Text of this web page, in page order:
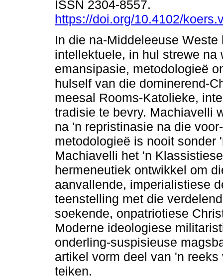
ISSN 2304-8557.
https://doi.org/10.4102/
In die na-Middeleeuse Weste
intellektuele, in hul strewe na
emansipasie, metodologieë
hulself van die dominerend-
meesal Rooms-Katolieke,
tradisie te bevry. Machiavelli
na 'n repristinasie na die
metodologieë is nooit sonder
Machiavelli het 'n
hermeneutiek ontwikkel om
aanvallende, imperialistiese
teenstelling met die
soekende, onpatriotiese
Moderne ideologiese
onderling-suspisieuse
artikel vorm deel van 'n
teiken.